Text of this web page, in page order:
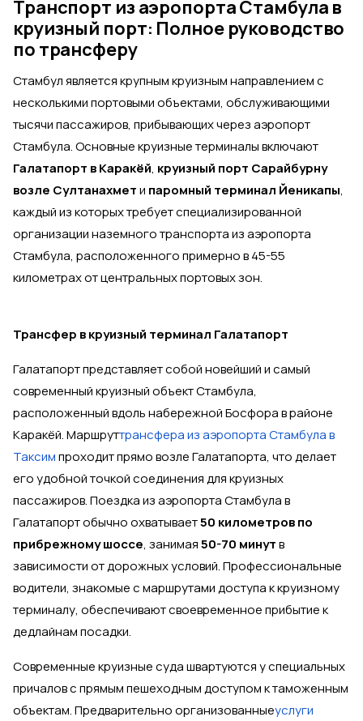
Транспорт из аэропорта Стамбула в
круизный порт: Полное руководство
по трансферу
Стамбул является крупным круизным направлением с
несколькими портовыми объектами, обслуживающими
тысячи пассажиров, прибывающих через аэропорт
Стамбула. Основные круизные терминалы включают
Галатапорт в Каракёй, круизный порт Сарайбурну
возле Султанахмети паромный терминал Йеникапы,
каждый из которых требует специализированной
организации наземного транспорта из аэропорта
Стамбула, расположенного примерно в 45-55
километрах от центральных портовых зон.
Трансфер в круизный терминал Галатапорт
Галатапорт представляет собой новейший и самый
современный круизный объект Стамбула,
расположенный вдоль набережной Босфора в районе
Каракёй. Маршруттрансфера из аэропорта Стамбула в
Таксимпроходит прямо возле Галатапорта, что делает
его удобной точкой соединения для круизных
пассажиров. Поездка из аэропорта Стамбула в
Галатапорт обычно охватывает50 километров по
прибрежному шоссе, занимая50-70 минутв
зависимости от дорожных условий. Профессиональные
водители, знакомые с маршрутами доступа к круизному
терминалу, обеспечивают своевременное прибытие к
дедлайнам посадки.
Современные круизные суда швартуются у специальных
причалов с прямым пешеходным доступом к таможенным
объектам. Предварительно организованныеуслуги